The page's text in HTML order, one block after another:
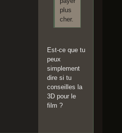
plus
cher.
Est-ce que tu
peux
simplement
dire si tu
conseilles la
3D pour le
film ?